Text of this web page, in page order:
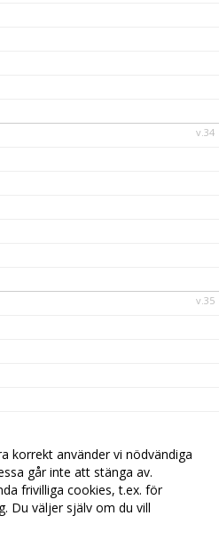
v.34
v.35
korrekt använder vi nödvändiga
går inte att stänga av.
frivilliga cookies, t.ex. för
Du väljer själv om du vill